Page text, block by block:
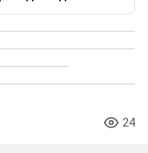
24